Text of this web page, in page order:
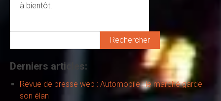
à bientôt.
Rechercher
Derniers articles:
Revue de presse web : Automobile : le marché garde
son élan